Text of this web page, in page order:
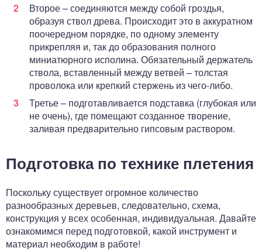
Второе – соединяются между собой гроздья,
образуя ствол древа. Происходит это в аккуратном
поочередном порядке, по одному элементу
прикрепляя и, так до образования полного
миниатюрного исполина. Обязательный держатель
ствола, вставленный между ветвей – толстая
проволока или крепкий стержень из чего-либо.
Третье – подготавливается подставка (глубокая или
не очень), где помещают созданное творение,
заливая предварительно гипсовым раствором.
Подготовка по технике плетения
Поскольку существует огромное количество
разнообразных деревьев, следовательно, схема,
конструкция у всех особенная, индивидуальная. Давайте
ознакомимся перед подготовкой, какой инструмент и
материал необходим в работе!